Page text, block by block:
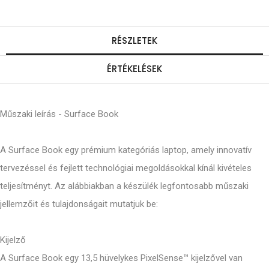
RÉSZLETEK
ÉRTÉKELÉSEK
Műszaki leírás - Surface Book
A Surface Book egy prémium kategóriás laptop, amely innovatív
tervezéssel és fejlett technológiai megoldásokkal kínál kivételes
teljesítményt. Az alábbiakban a készülék legfontosabb műszaki
jellemzőit és tulajdonságait mutatjuk be:
Kijelző
A Surface Book egy 13,5 hüvelykes PixelSense™ kijelzővel van